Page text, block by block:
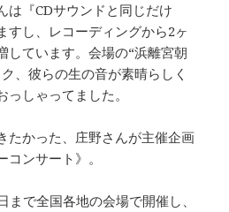
は『CDサウンドと同じだけ
すし、レコーディングから2ヶ
しています。会場の“浜離宮朝
、彼らの生の音が素晴らしく
しゃってました。
たかった、庄野さんが主催企画
ンサート》。
まで全国各地の会場で開催し、